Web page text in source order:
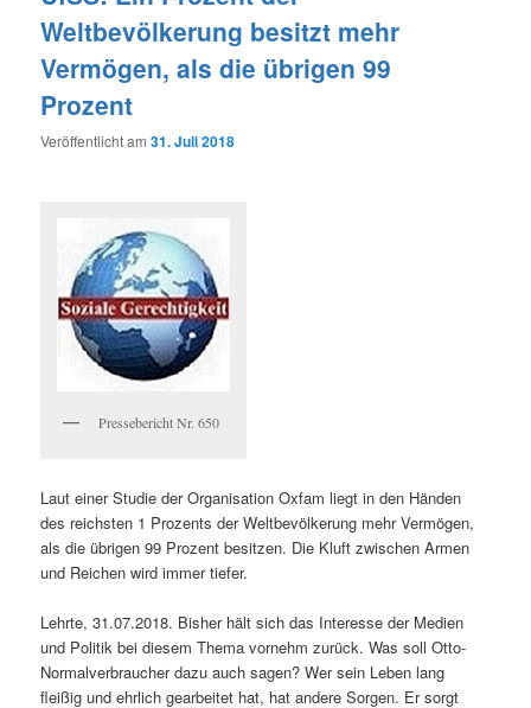
Weltbevölkerung besitzt mehr
Vermögen, als die übrigen 99
Prozent
Veröffentlicht am31. Juli 2018
Pressebericht Nr. 650
Laut einer Studie der Organisation Oxfam liegt in den Händen
des reichsten 1 Prozents der Weltbevölkerung mehr Vermögen,
als die übrigen 99 Prozent besitzen. Die Kluft zwischen Armen
und Reichen wird immer tiefer.
Lehrte, 31.07.2018. Bisher hält sich das Interesse der Medien
und Politik bei diesem Thema vornehm zurück. Was soll Otto-
Normalverbraucher dazu auch sagen? Wer sein Leben lang
fleißig und ehrlich gearbeitet hat, hat andere Sorgen. Er sorgt